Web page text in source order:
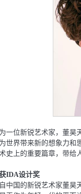
⼀位新锐艺术家，董昊
世界带来新的想象⼒和
史上的重要篇章，带给
IDA设计奖
中国的新锐艺术家董昊